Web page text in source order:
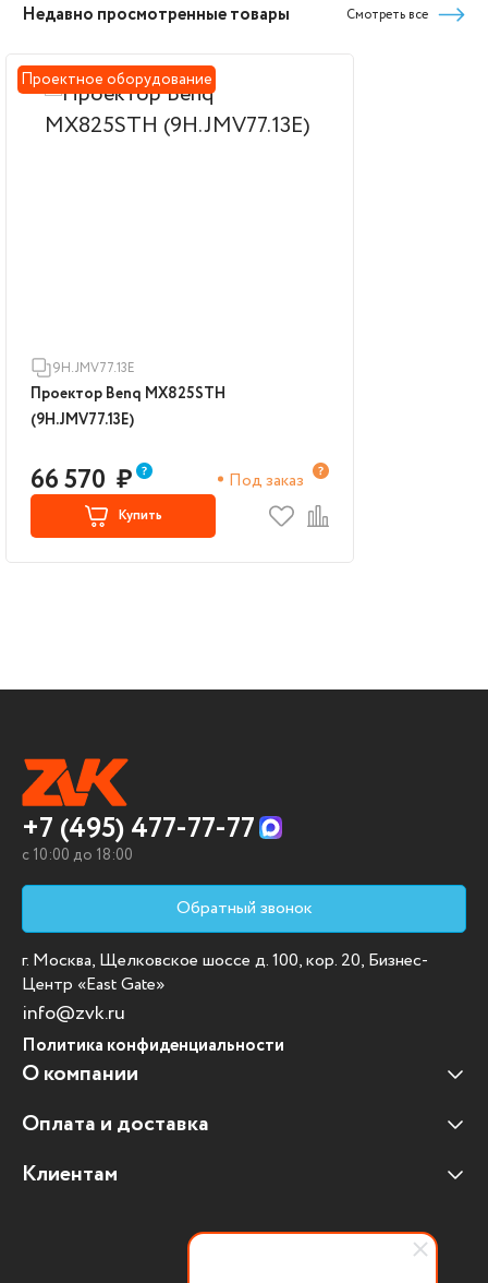
Недавно просмотренные товары Смотреть все
Проектное оборудование
9H.JMV77.13E
Проектор Benq MX825STH
(9H.JMV77.13E)
66 570 ₽ Под заказ
Купить
+7 (495) 477-77-77
c 10:00 до 18:00
Обратный звонок
г. Москва, Щелковское шоссе д. 100, кор. 20, Бизнес-
Центр «East Gate»
info@zvk.ru
Политика конфиденциальности
О компании
Наши клиенты
Отзывы клиентов
Оплата и доставка
Оплата и доставка
Клиентам